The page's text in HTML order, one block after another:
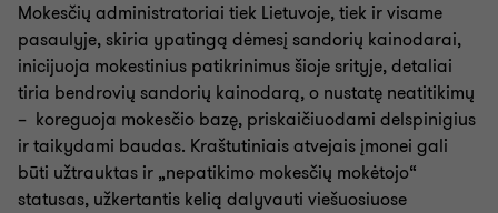
Mokesčių administratoriai tiek Lietuvoje, tiek ir visame
pasaulyje, skiria ypatingą dėmesį sandorių kainodarai,
inicijuoja mokestinius patikrinimus šioje srityje, detaliai
tiria bendrovių sandorių kainodarą, o nustatę neatitikimų
– koreguoja mokesčio bazę, priskaičiuodami delspinigius
ir taikydami baudas. Kraštutiniais atvejais įmonei gali
būti užtrauktas ir „nepatikimo mokesčių mokėtojo“
statusas, užkertantis kelią dalyvauti viešuosiuose